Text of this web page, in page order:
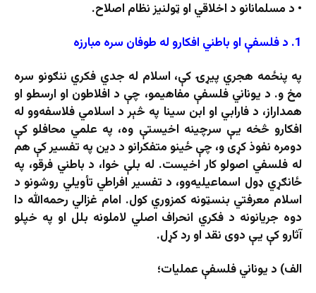
• د مسلمانانو د اخلاقي او ټولنیز نظام اصلاح.
1. د فلسفې او باطني افکارو له طوفان سره مبارزه
په پنځمه هجري پیړۍ کې، اسلام له جدي فکري ننګونو سره
مخ و. د يوناني فلسفې مفاهيمو، چې د افلاطون او ارسطو او
همداراز، د فارابي او ابن سینا په څېر د اسلامي فلاسفه‌وو له
افکارو څخه یې سرچينه اخيستې وه، په علمي محافلو کې
دومره نفوذ کړی و، چې ځينو متفکرانو د دین په تفسیر کې هم
له فلسفي اصولو کار اخيست. له بلې خوا، د باطني فرقو، په
ځانګړي ډول اسماعيليه‌وو، د تفسیر افراطي تأویلي روشونو د
اسلام معرفتي بنسټونه کمزوري کول. امام غزالي رحمه‌الله دا
دوه جریانونه د فکري انحراف اصلي لاملونه بلل او په خپلو
آثارو کې یې دوی نقد او رد کړل.
الف) د یوناني فلسفې عملیات؛